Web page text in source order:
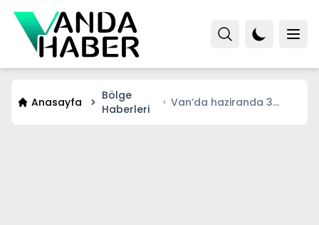
Anasayfa
Bölge
Haberleri
Van’da haziranda 3